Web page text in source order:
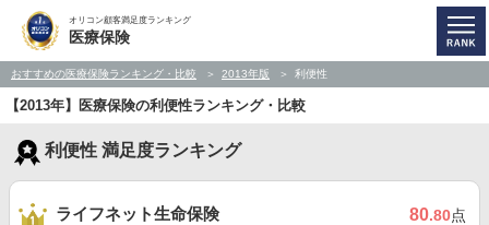
オリコン顧客満足度ランキング
医療保険
おすすめの医療保険ランキング・比較 2013年版 利便性
【2013年】医療保険の利便性ランキング・比較
利便性 満足度ランキング
ライフネット生命保険 80.80点